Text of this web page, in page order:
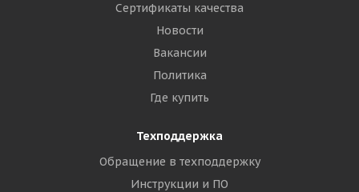
Сертификаты качества
Новости
Вакансии
Политика
Где купить
Техподдержка
Обращение в техподдержку
Инструкции и ПО